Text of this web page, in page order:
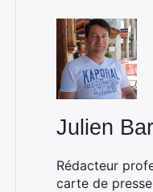
Julien
Rédacteur
carte de